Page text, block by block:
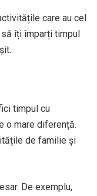
care au cel
să îți împarți timpul
timpul cu
o mare diferență.
de familie și
De exemplu,